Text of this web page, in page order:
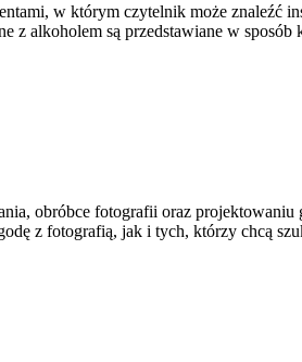
w którym czytelnik może znaleźć
z alkoholem są przedstawiane w
obróbce fotografii oraz
z fotografią, jak i tych, którzy chcą